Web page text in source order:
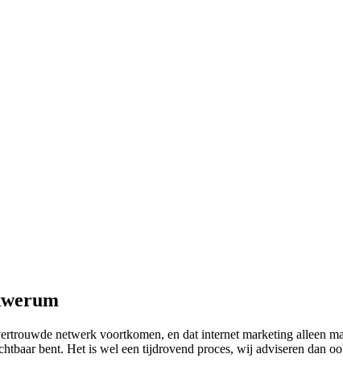
netwerk voortkomen, en dat internet marketing alleen
bent. Het is wel een tijdrovend proces, wij adviseren dan